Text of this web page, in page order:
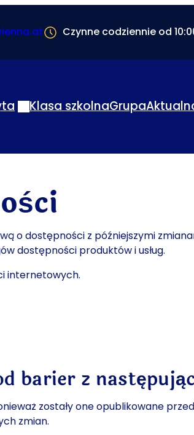
Czynne codziennie od
Klasa szkolnaGrupa
o dostępności z późniejszymi
karcie lub oknie)
dostępności produktów i usług.
internetowych.
barier z
zostały one opublikowane
zmian.